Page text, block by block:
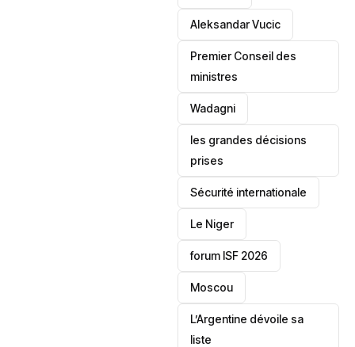
Aleksandar Vucic
‎Premier Conseil des
ministres
Wadagni
les grandes décisions
prises
‎Sécurité internationale
Le Niger
forum ISF 2026
Moscou
L’Argentine dévoile sa
liste